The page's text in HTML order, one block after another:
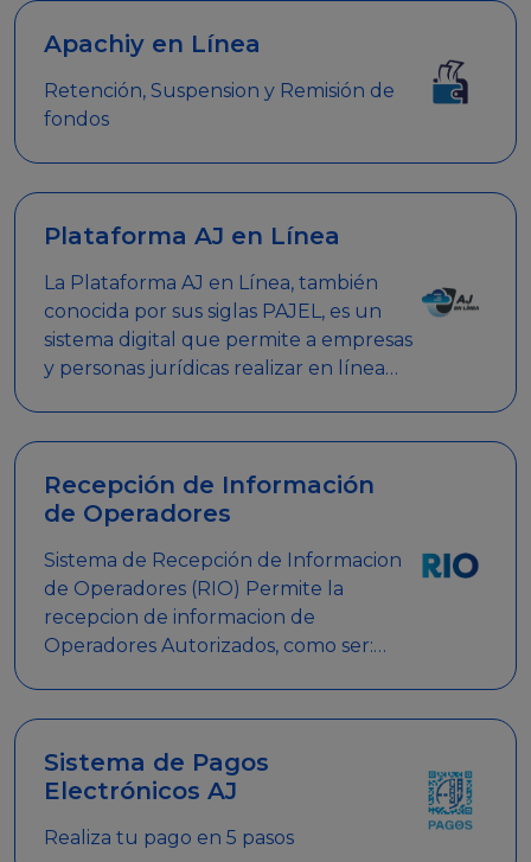
clave.
Apachiy en Línea
Retención, Suspension y Remisión de
fondos
Plataforma AJ en Línea
La Plataforma AJ en Línea, también
conocida por sus siglas PAJEL, es un
sistema digital que permite a empresas
y personas jurídicas realizar en línea
Recepción de Información
de Operadores
Sistema de Recepción de Informacion
de Operadores (RIO) Permite la
recepcion de informacion de
Operadores Autorizados, como ser:
Sistema de Pagos
Electrónicos AJ
Realiza tu pago en 5 pasos